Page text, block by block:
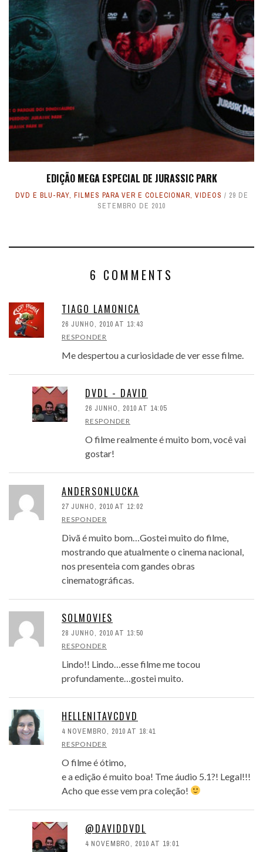
EDIÇÃO MEGA ESPECIAL DE JURASSIC PARK
DVD E BLU-RAY, FILMES PARA VER E COLECIONAR, VIDEOS
29 DE
SETEMBRO DE 2010
6 COMMENTS
TIAGO LAMONICA
26 JUNHO, 2010 AT 13:43
RESPONDER
Me despertou a curiosidade de ver esse filme.
DVDL - DAVID
26 JUNHO, 2010 AT 14:05
RESPONDER
O filme realmente é muito bom, você vai
gostar!
ANDERSONLUCKA
27 JUNHO, 2010 AT 12:02
RESPONDER
Divã é muito bom…Gostei muito do filme,
mostrando que atualmente o cinema nacional,
nos presenteia com gandes obras
cinematográficas.
SOLMOVIES
28 JUNHO, 2010 AT 13:50
RESPONDER
Lindo!! Lindo…esse filme me tocou
profundamente…gostei muito.
HELLENITAVCDVD
4 NOVEMBRO, 2010 AT 18:41
RESPONDER
O filme é ótimo,
e a edição é muito boa! Tme áudio 5.1?! Legal!!!
Acho que esse vem pra coleção!
@DAVIDDVDL
4 NOVEMBRO, 2010 AT 19:01